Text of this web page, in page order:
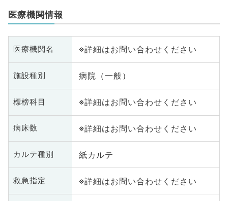
医療機関情報
医療機関名 ※詳細はお問い合わせください
施設種別 病院（一般）
標榜科目 ※詳細はお問い合わせください
病床数 ※詳細はお問い合わせください
カルテ種別 紙カルテ
救急指定 ※詳細はお問い合わせください